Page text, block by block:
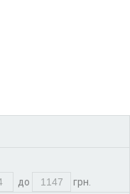
до
грн.